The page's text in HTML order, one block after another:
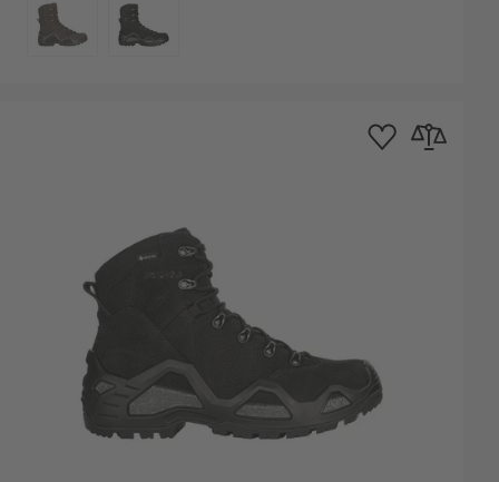
COULEUR
Ajouter à la liste
Ajouter au